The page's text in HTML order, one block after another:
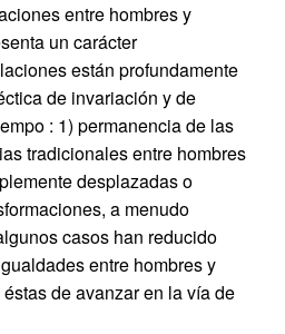
entre hombres y
un carácter
están profundamente
de invariación y de
: 1) permanencia de las
tradicionales entre hombres
desplazadas o
a menudo
casos han reducido
entre hombres y
de avanzar en la vía de